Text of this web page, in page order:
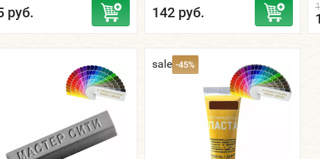
руб. 142 руб.
sale -45%